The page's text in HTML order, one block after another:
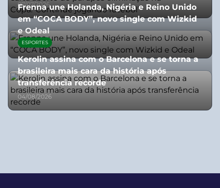
07/07/2026
Frenna une Holanda, Nigéria e Reino Unido
em “COCA BODY”, novo single com Wizkid
e Odeal
07/07/2026
ESPORTES
Kerolin assina com o Barcelona e se torna a
brasileira mais cara da história após
transferência recorde
04/08/2026